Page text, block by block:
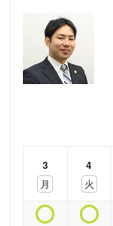
3
月
4
火